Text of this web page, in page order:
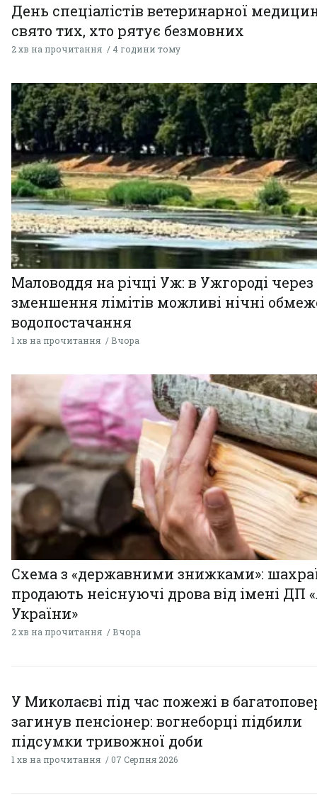
День спеціалістів ветеринарної
свято тих, хто рятує безмовних
2 хв на прочитання 4 години тому
Маловоддя на річці Уж: в Ужгороді через
зменшення лімітів можливі нічні
водопостачання
1 хв на прочитання Вчора
Схема з «державними знижками»:
продають неіснуючі дрова від імені ДП
України»
2 хв на прочитання Вчора
У Миколаєві під час пожежі в
загинув пенсіонер: вогнеборці підбили
підсумки тривожної доби
1 хв на прочитання 07 Серпня 2026